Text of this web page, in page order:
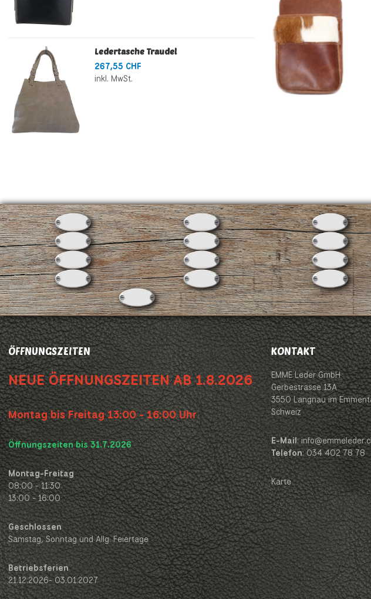
Ledertasche Traudel
267,55 CHF
inkl. MwSt.
ÖFFNUNGSZEITEN
NEUE ÖFFNUNGSZEITEN AB 1.8.2026
Montag bis Freitag 13:00 - 16:00 Uhr
Öffnungszeiten bis 31.7.2026
Montag-Freitag
08:00 - 11:30
13:00 - 16:00
Geschlossen
Samstag, Sonntag und Allg. Feiertage
Betriebsferien
21.12.2026- 03.01.2027
KONTAKT
EMME Leder GmbH
Gerbestrasse 13A
3550 Langnau im
Schweiz
E-Mail:
Telefon: 034 402 78 78
Karte